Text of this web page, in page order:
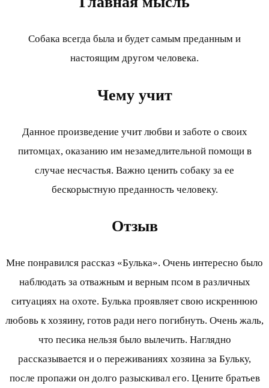
Собака всегда была и будет самым преданным и
настоящим другом человека.
Чему учит
Данное произведение учит любви и заботе о своих
питомцах, оказанию им незамедлительной помощи в
случае несчастья. Важно ценить собаку за ее
бескорыстную преданность человеку.
Отзыв
Мне понравился рассказ «Булька». Очень интересно было
наблюдать за отважным и верным псом в различных
ситуациях на охоте. Булька проявляет свою искреннюю
любовь к хозяину, готов ради него погибнуть. Очень жаль,
что песика нельзя было вылечить. Наглядно
рассказывается и о переживаниях хозяина за Бульку,
после пропажи он долго разыскивал его. Цените братьев